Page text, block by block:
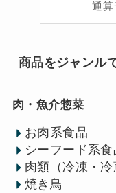
通算
商品をジャンル
肉・魚介惣菜
お肉系食品
シーフード系食
肉類（冷凍・冷
焼き鳥